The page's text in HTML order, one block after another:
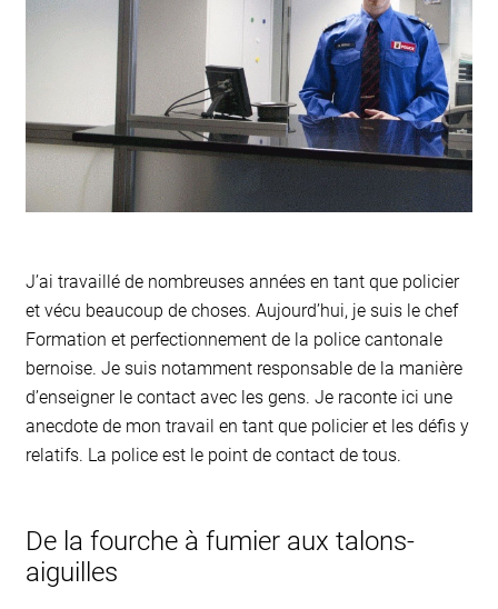
J’ai travaillé de nombreuses années en tant que policier
et vécu beaucoup de choses. Aujourd’hui, je suis le chef
Formation et perfectionnement de la police cantonale
bernoise. Je suis notamment responsable de la manière
d’enseigner le contact avec les gens. Je raconte ici une
anecdote de mon travail en tant que policier et les défis y
relatifs. La police est le point de contact de tous.
De la fourche à fumier aux talons-
aiguilles